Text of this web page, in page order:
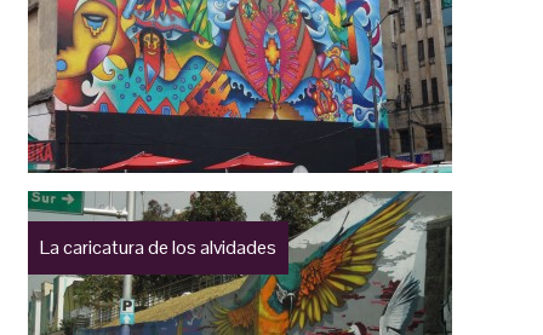
La caricatura de los alvidades